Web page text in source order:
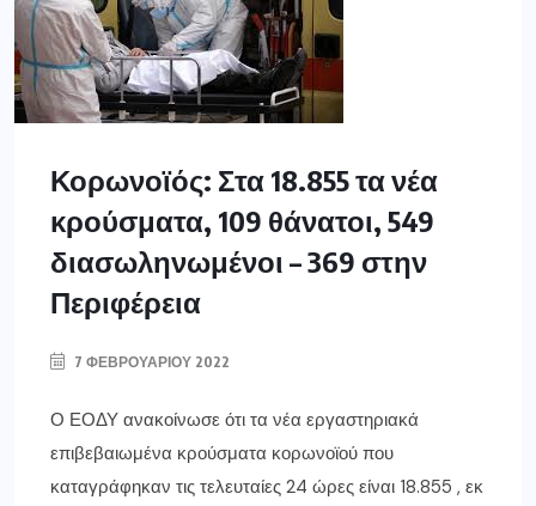
Κορωνοϊός: Στα 18.855 τα νέα
κρούσματα, 109 θάνατοι, 549
διασωληνωμένοι – 369 στην
Περιφέρεια
7 ΦΕΒΡΟΥΑΡΊΟΥ 2022
Ο ΕΟΔΥ ανακοίνωσε ότι τα νέα εργαστηριακά
επιβεβαιωμένα κρούσματα κορωνοϊού που
καταγράφηκαν τις τελευταίες 24 ώρες είναι 18.855 , εκ